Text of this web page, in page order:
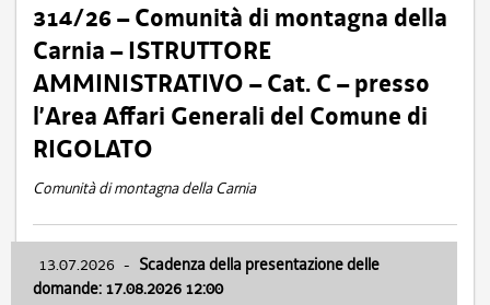
314/26 – Comunità di montagna della
Carnia – ISTRUTTORE
AMMINISTRATIVO – Cat. C – presso
l’Area Affari Generali del Comune di
RIGOLATO
Comunità di montagna della Carnia
13.07.2026 - Scadenza della presentazione delle
domande: 17.08.2026 12:00